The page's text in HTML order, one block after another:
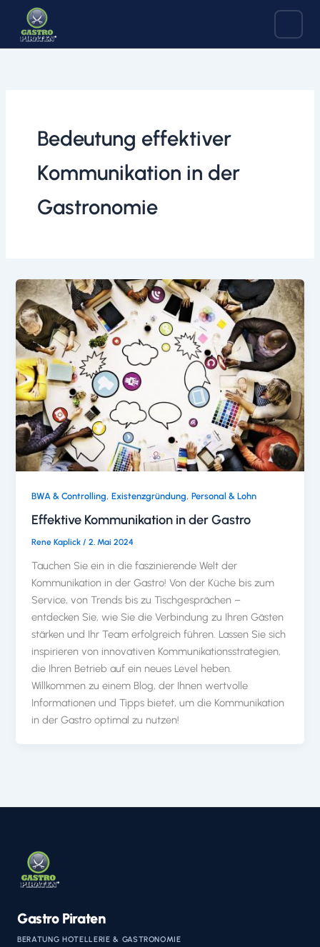
springen
Bedeutung effektiver
Kommunikation in der
Gastronomie
BWA & Controlling,Existenzgründung,Personal & Lohn
Effektive Kommunikation in der Gastro
Rene Kaplick/2. Mai 2024
Tauchen Sie ein in die faszinierende Welt der
Kommunikation in der Gastro! Von der Küche bis zum
Service, von Trends bis zu Tischgesprächen –
entdecken Sie, wie Sie die Verbindung zu Ihren Gästen
stärken und Ihr Team erfolgreich führen. Lassen Sie sich
inspirieren von innovativen Kommunikationsstrategien,
die Ihren Betrieb auf ein neues Level heben.
Willkommen zu einem Blog, der Ihnen wertvolle
Informationen und Tipps bietet, um die Kommunikation
in der Gastro optimal zu nutzen!
Gastro Piraten
BERATUNG HOTELLERIE & GASTRONOMIE